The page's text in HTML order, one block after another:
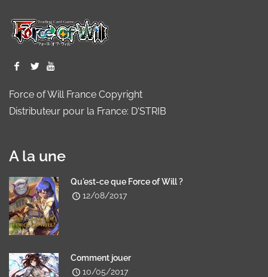
Force of Will France Copyright
Distributeur pour la France: D'STRIB
A la une
Qu'est-ce que Force of Will ?
12/08/2017
Comment jouer
10/05/2017